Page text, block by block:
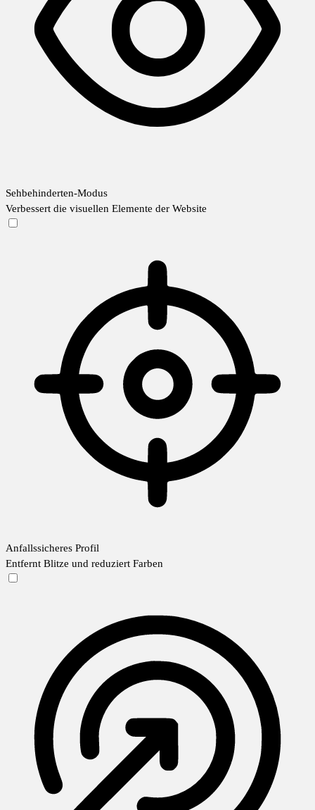
Sehbehinderten-Modus
Verbessert die visuellen Elemente der Website
Anfallssicheres Profil
Entfernt Blitze und reduziert Farben